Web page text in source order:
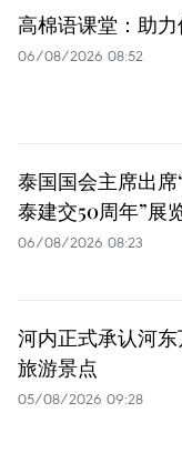
高棉语课堂：助
06/08/2026 08:52
泰国国会主席出
泰建交50周年”展
06/08/2026 08:23
河内正式承认河
旅游景点
05/08/2026 09:28